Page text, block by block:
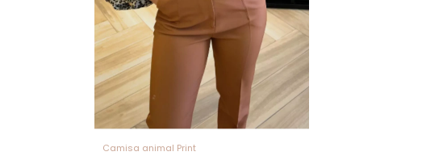
Camisa animal Print